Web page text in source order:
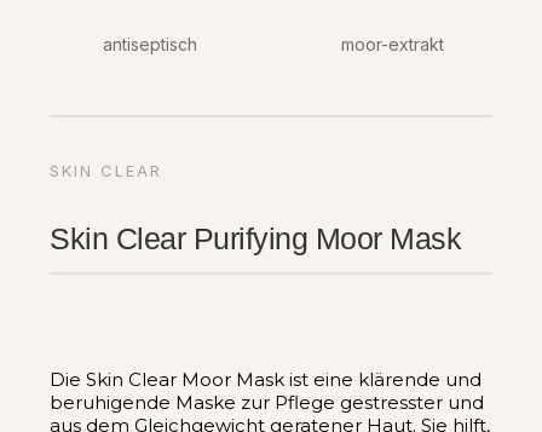
antiseptisch moor-extrakt
SKIN CLEAR
Skin Clear Purifying Moor Mask
Die Skin Clear Moor Mask ist eine klärende und
beruhigende Maske zur Pflege gestresster und
aus dem Gleichgewicht geratener Haut. Sie hilft,